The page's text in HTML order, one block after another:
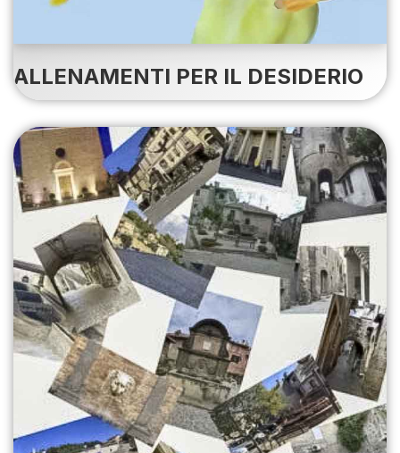
ALLENAMENTI PER IL DESIDERIO